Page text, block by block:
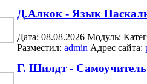
Д.Алкок - Язык
Дата: 08.08.2026 Модуль:
Разместил: admin Адрес сайта:
Г. Шилдт -